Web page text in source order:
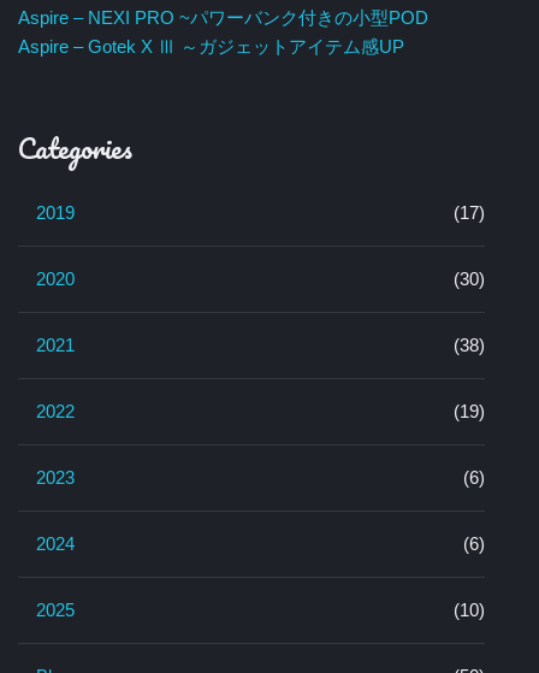
Aspire – NEXI PRO ~パワーバンク付きの小型POD
Aspire – Gotek X Ⅲ ～ガジェットアイテム感UP
Categories
2019 (17)
2020 (30)
2021 (38)
2022 (19)
2023 (6)
2024 (6)
2025 (10)